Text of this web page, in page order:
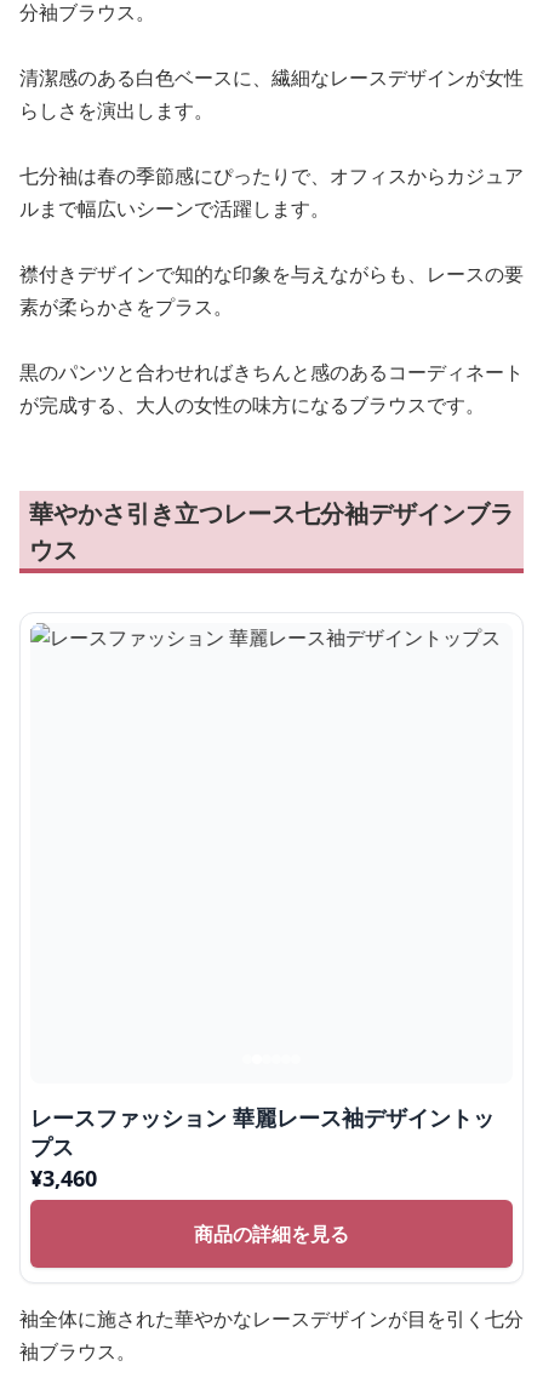
分袖ブラウス。
清潔感のある白色ベースに、繊細なレースデザインが女性
らしさを演出します。
七分袖は春の季節感にぴったりで、オフィスからカジュア
ルまで幅広いシーンで活躍します。
襟付きデザインで知的な印象を与えながらも、レースの要
素が柔らかさをプラス。
黒のパンツと合わせればきちんと感のあるコーディネート
が完成する、大人の女性の味方になるブラウスです。
華やかさ引き立つレース七分袖デザインブラ
ウス
レースファッション 華麗レース袖デザイントッ
プス
¥3,460
商品の詳細を見る
袖全体に施された華やかなレースデザインが目を引く七分
袖ブラウス。